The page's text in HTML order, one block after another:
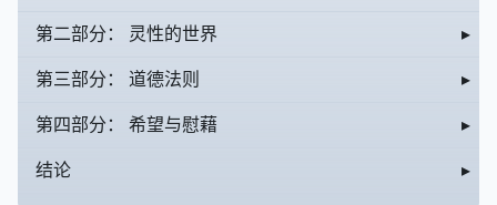
第二部分： 灵性的世界 ▸
第三部分： 道德法则 ▸
第四部分： 希望与慰藉 ▸
结论 ▸